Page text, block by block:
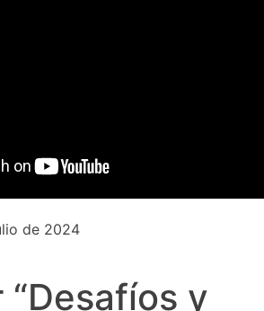
de 2024
“Desafíos y